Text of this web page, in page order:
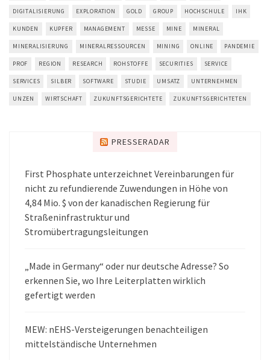
DIGITALISIERUNG EXPLORATION GOLD GROUP HOCHSCHULE IHK
KUNDEN KUPFER MANAGEMENT MESSE MINE MINERAL
MINERALISIERUNG MINERALRESSOURCEN MINING ONLINE PANDEMIE
PROF REGION RESEARCH ROHSTOFFE SECURITIES SERVICE
SERVICES SILBER SOFTWARE STUDIE UMSATZ UNTERNEHMEN
UNZEN WIRTSCHAFT ZUKUNFTSGERICHTETE ZUKUNFTSGERICHTETEN
PRESSERADAR
First Phosphate unterzeichnet Vereinbarungen für
nicht zu refundierende Zuwendungen in Höhe von
4,84 Mio. $ von der kanadischen Regierung für
Straßeninfrastruktur und
Stromübertragungsleitungen
„Made in Germany“ oder nur deutsche Adresse? So
erkennen Sie, wo Ihre Leiterplatten wirklich
gefertigt werden
MEW: nEHS-Versteigerungen benachteiligen
mittelständische Unternehmen